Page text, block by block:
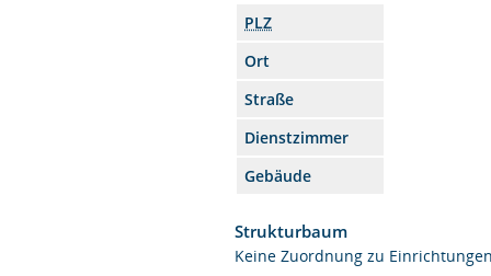
PLZ
Ort
Straße
Dienstzimmer
Gebäude
Strukturbaum
Keine Zuordnung zu